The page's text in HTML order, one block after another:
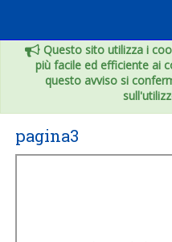
Questo sito utilizza i
più facile ed efficiente ai
questo avviso si
pagina3